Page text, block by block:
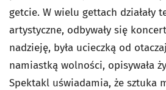
getcie. W wielu gettach działały
artystyczne, odbywały się
nadzieję, była ucieczką od
namiastką wolności, opisywała
Spektakl uświadamia, że sztuka